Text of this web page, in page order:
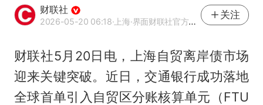
财联社
2026-05-20 06:18·上海·界面财联社官方账号
关注
财联社5月20日电，上海自贸离岸债市场
迎来关键突破。近日，交通银行成功落地
全球首单引入自贸区分账核算单元（FTU